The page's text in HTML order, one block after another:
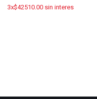
3x$42510.00 sin interes